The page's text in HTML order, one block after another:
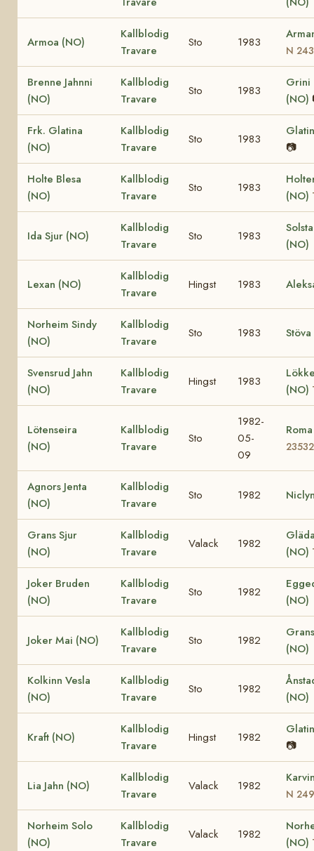
Armoa (NO)
Kallblodig
Travare
Sto 1983
N
Brenne Jahnni
(NO)
Kallblodig
Travare
Sto 1983
Grini
(NO)
Frk. Glatina
(NO)
Kallblodig
Travare
Sto 1983
📷
Holte Blesa
(NO)
Kallblodig
Travare
Sto 1983
(NO)
Ida Sjur (NO)
Kallblodig
Travare
Sto 1983
(NO)
Lexan (NO)
Kallblodig
Travare
Hingst 1983
Norheim Sindy
(NO)
Kallblodig
Travare
Sto 1983
Svensrud Jahn
(NO)
Kallblodig
Travare
Hingst 1983
(NO)
Lötenseira
(NO)
Kallblodig
Travare
Sto
1982-
05-
09
23532
Agnors Jenta
(NO)
Kallblodig
Travare
Sto 1982
Grans Sjur
(NO)
Kallblodig
Travare
Valack 1982
(NO)
Joker Bruden
(NO)
Kallblodig
Travare
Sto 1982
(NO)
Joker Mai (NO)
Kallblodig
Travare
Sto 1982
(NO)
Kolkinn Vesla
(NO)
Kallblodig
Travare
Sto 1982
(NO)
Kraft (NO)
Kallblodig
Travare
Hingst 1982
📷
Lia Jahn (NO)
Kallblodig
Travare
Valack 1982
N
Norheim Solo
(NO)
Kallblodig
Travare
Valack 1982
(NO)